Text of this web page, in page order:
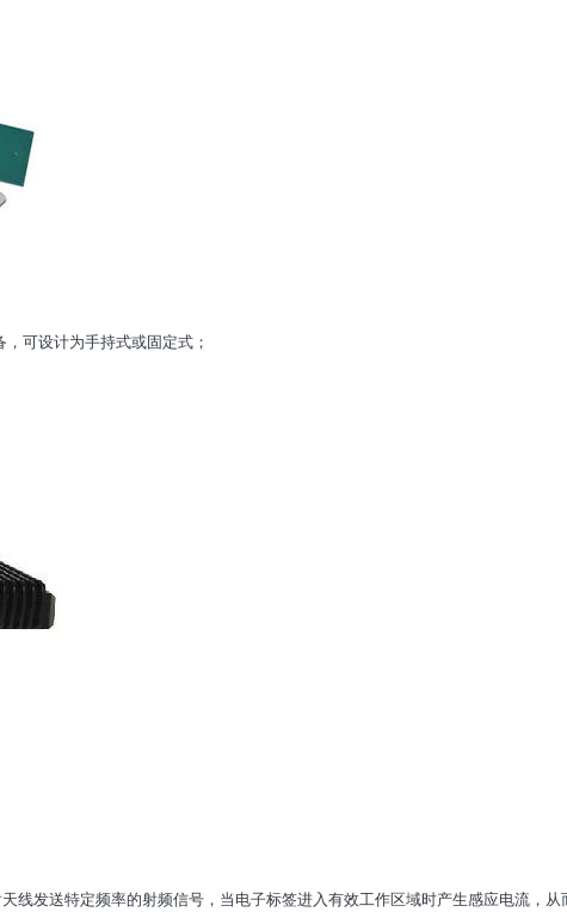
可设计为手持式或固定式；
线发送特定频率的射频信号，当电子标签进入有效工作区域时产生感应电流，